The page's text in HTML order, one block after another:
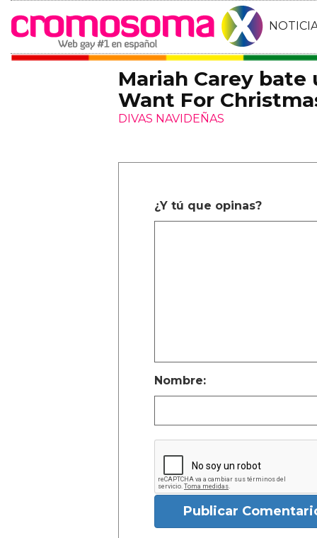
Mariah Carey
Want For
DIVAS NAVIDEÑAS
¿Y tú que opinas?
Nombre:
Publicar